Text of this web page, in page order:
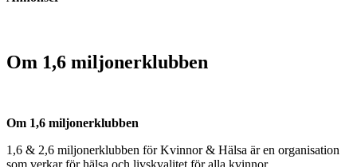
Om 1,6 miljonerklubben
Om 1,6 miljonerklubben
1,6 & 2,6 miljonerklubben för Kvinnor & Hälsa är en organisation
som verkar för hälsa och livskvalitet för alla kvinnor.